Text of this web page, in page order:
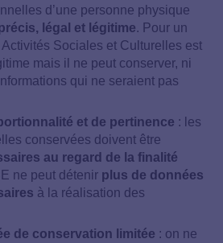
d’une personne physique
légal et légitime. Pour un
Sociales et Culturelles est
mais il ne peut conserver, ni
qui ne seraient pas
et de pertinence : les
conservées doivent être
au regard de la finalité
ne peut détenir plus de données
à la réalisation des
de conservation limitée : on ne